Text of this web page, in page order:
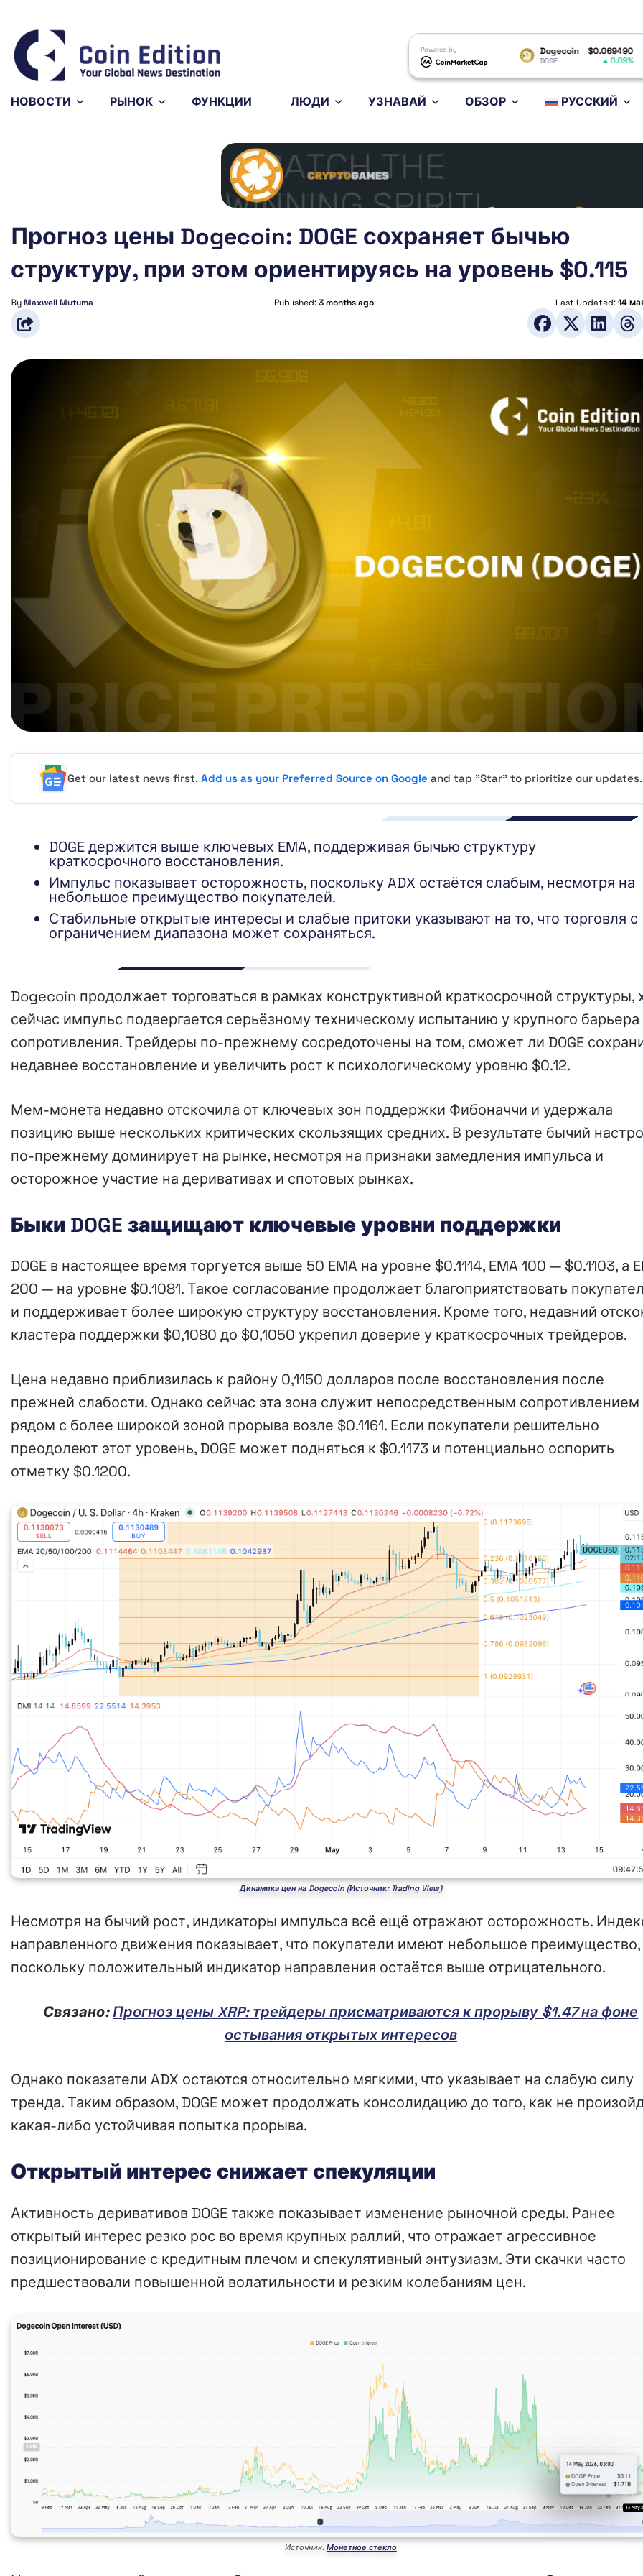
Powered by
Bitcoin
BTC
$0.069490
DOGE 0.69% ETH
НОВОСТИ РЫНОК ФУНКЦИИ ЛЮДИ УЗНАВАЙ ОБЗОР РУССКИЙ
Прогноз цены Dogecoin: DOGE сохраняет бычью
структуру, при этом ориентируясь на уровень $0.115
ByMaxwell Mutuma Published:3 months ago Last Updated:14
Get our latest news first.Add us as your Preferred Source on Google and tap "Star" to prioritize our updates.
DOGE держится выше ключевых EMA, поддерживая бычью структуру
краткосрочного восстановления.
Импульс показывает осторожность, поскольку ADX остаётся слабым, несмотря на
небольшое преимущество покупателей.
Стабильные открытые интересы и слабые притоки указывают на то, что торговля с
ограничением диапазона может сохраняться.
Dogecoin продолжает торговаться в рамках конструктивной краткосрочной структуры,
сейчас импульс подвергается серьёзному техническому испытанию у крупного барьера
сопротивления. Трейдеры по-прежнему сосредоточены на том, сможет ли DOGE
недавнее восстановление и увеличить рост к психологическому уровню $0.12.
Мем-монета недавно отскочила от ключевых зон поддержки Фибоначчи и удержала
позицию выше нескольких критических скользящих средних. В результате бычий
по-прежнему доминирует на рынке, несмотря на признаки замедления импульса и
осторожное участие на деривативах и спотовых рынках.
Быки DOGE защищают ключевые уровни поддержки
DOGE в настоящее время торгуется выше 50 EMA на уровне $0.1114, EMA 100 — $0.1103, а
200 — на уровне $0.1081. Такое согласование продолжает благоприятствовать
и поддерживает более широкую структуру восстановления. Кроме того, недавний
кластера поддержки $0,1080 до $0,1050 укрепил доверие у краткосрочных трейдеров.
Цена недавно приблизилась к району 0,1150 долларов после восстановления после
прежней слабости. Однако сейчас эта зона служит непосредственным сопротивлением
рядом с более широкой зоной прорыва возле $0.1161. Если покупатели решительно
преодолеют этот уровень, DOGE может подняться к $0.1173 и потенциально оспорить
отметку $0.1200.
Динамика цен на Dogecoin (Источник: Trading View)
Несмотря на бычий рост, индикаторы импульса всё ещё отражают осторожность.
направленного движения показывает, что покупатели имеют небольшое преимущество,
поскольку положительный индикатор направления остаётся выше отрицательного.
Связано:Прогноз цены XRP: трейдеры присматриваются к прорыву $1.47 на фоне
остывания открытых интересов
Однако показатели ADX остаются относительно мягкими, что указывает на слабую силу
тренда. Таким образом, DOGE может продолжать консолидацию до того, как не
какая-либо устойчивая попытка прорыва.
Открытый интерес снижает спекуляции
Активность деривативов DOGE также показывает изменение рыночной среды. Ранее
открытый интерес резко рос во время крупных раллий, что отражает агрессивное
позиционирование с кредитным плечом и спекулятивный энтузиазм. Эти скачки часто
предшествовали повышенной волатильности и резким колебаниям цен.
Источник:Монетное стекло